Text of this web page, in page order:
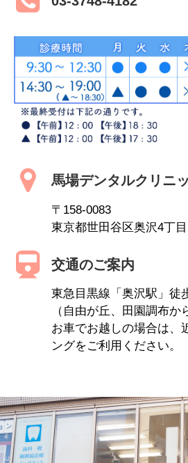
馬場デンタルクリニ
〒158-0083
東京都世田谷区奥沢4丁
交通のご案内
東急目黒線「奥沢駅」徒
（自由が丘、田園調布か
お車でお越しの場合は、
ングをご利用ください。